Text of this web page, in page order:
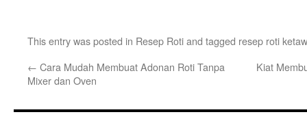
This entry was posted in Resep Rotiand tagged resep roti
← Cara Mudah Membuat Adonan Roti Tanpa
Mixer dan Oven
Kiat